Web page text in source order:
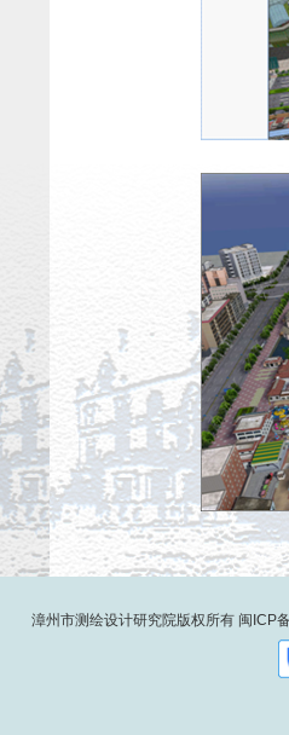
漳州市测绘设计研究院版权所有 闽ICP